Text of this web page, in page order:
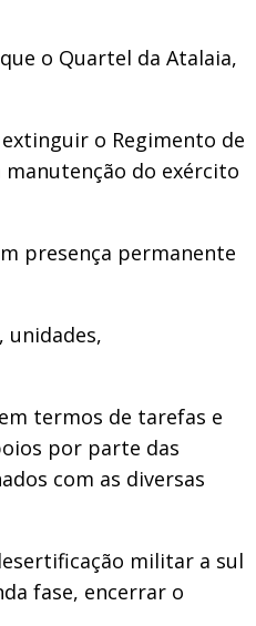
o Quartel da Atalaia,
o Regimento de
do exército
presença permanente
unidades,
termos de tarefas e
por parte das
com as diversas
militar a sul
fase, encerrar o